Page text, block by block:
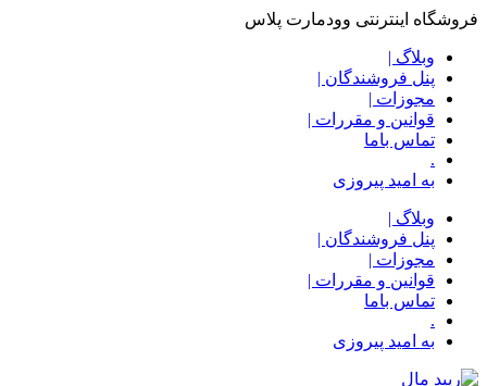
فروشگاه اینترنتی وودمارت پلاس
وبلاگ |
پنل فروشندگان |
مجوزات |
قوانین و مقررات |
تماس باما
.
به امید پیروزی
وبلاگ |
پنل فروشندگان |
مجوزات |
قوانین و مقررات |
تماس باما
.
به امید پیروزی